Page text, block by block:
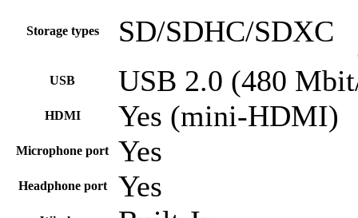
Storage types SD/SDHC/SDXC
USB
USB 2.0 (480
HDMI Yes (mini-HDMI)
Microphone port Yes
Headphone port Yes